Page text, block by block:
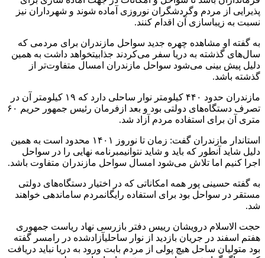
پذیرایی از مردم وگردشگران نوروزی آماده شوند و شهرداران نیز
نسبت به زیباسازی آن اقدام کنند.
به گفته او مشاهده چهره جدید سواحل مازندران برای مردمی که
سال‌های گذشته به دریا سفر می‌کردند جذابیتخواهد داشت به همین
دلیل پیش بینی می‌شود سواحل مازندران امسال متفاوت‌تر
از
گذشته باشد.
مازندران حدود ۴۴۰ کیلومتر نوار ساحلی دارد که ۱۹ کیلومتر آن در
تصرف دستگاه‌های دولتی بود و بعد از فرمان رئیس جمهور حریم ۶۰
متری آن برای استفاده مردم آزاد شد.
استاندار مازندران گفت: زمان تا نوروز ۱۴۰۱ محدود است به همین
دلیل شاید آنطور که باید و شاید نتوانیمبرنامه نهایی را در سواحل
اجرا
کنیم اما تلاش می‌شود امسال سواحل مازندران متفاوت باشد.
به گفته حسینی پور همه امکاناتی که در اختیار دستگاه‌های دولتی
مستقر در سواحل بود برای استفاده رایگانمردم ساماندهی خواهند
شد.
حجت الاسلام درویشان رییس دفتر بازرسی نهاد ریاست جمهوری
هفتم
اسفند در جریان بازدید از نوار ساحلیآزادشده در رامسر گفته
بود متولیان ساحل هیچ پولی از مردم بابت ورود به دریا نباید دریافت